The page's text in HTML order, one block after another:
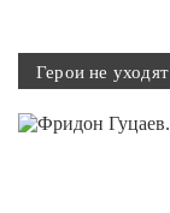
Герои не